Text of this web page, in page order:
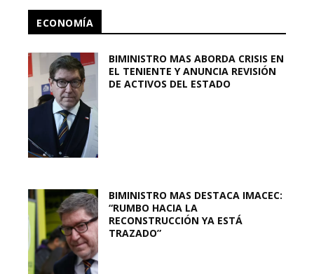
ECONOMÍA
BIMINISTRO MAS ABORDA CRISIS EN
EL TENIENTE Y ANUNCIA REVISIÓN
DE ACTIVOS DEL ESTADO
BIMINISTRO MAS DESTACA IMACEC:
“RUMBO HACIA LA
RECONSTRUCCIÓN YA ESTÁ
TRAZADO”